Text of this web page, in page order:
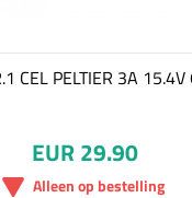
CEL PELTIER 3A
EUR 29.90
Alleen op bestelling